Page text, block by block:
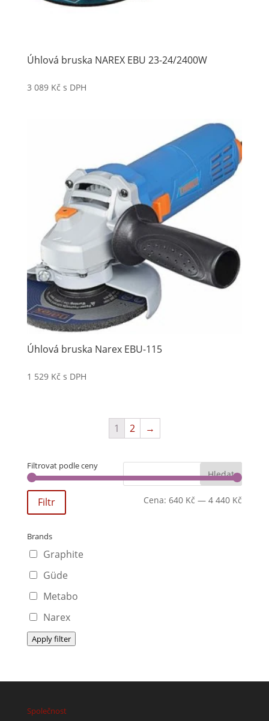
Úhlová bruska NAREX EBU 23-24/2400W
3 089 Kč s DPH
Úhlová bruska Narex EBU-115
1 529 Kč s DPH
1 2 →
Filtrovat podle ceny
Filtr Cena:640 Kč —4 440 Kč
Brands
Graphite
Güde
Metabo
Narex
Apply filter
Společnost